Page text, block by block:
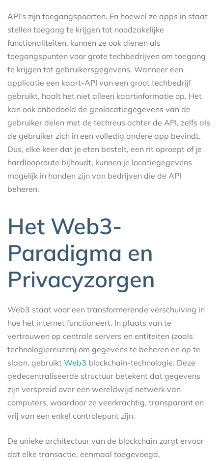
API's zijn toegangspoorten. En hoewel ze apps in staat
stellen toegang te krijgen tot noodzakelijke
functionaliteiten, kunnen ze ook dienen als
toegangspunten voor grote techbedrijven om toegang
te krijgen tot gebruikersgegevens. Wanneer een
applicatie een kaart-API van een groot techbedrijf
gebruikt, haalt het niet alleen kaartinformatie op. Het
kan ook onbedoeld de geolocatiegegevens van de
gebruiker delen met de techreus achter de API, zelfs als
de gebruiker zich in een volledig andere app bevindt.
Dus, elke keer dat je eten bestelt, een rit oproept of je
hardlooproute bijhoudt, kunnen je locatiegegevens
mogelijk in handen zijn van bedrijven die de API
beheren.
Het Web3-
Paradigma en
Privacyzorgen
Web3 staat voor een transformerende verschuiving in
hoe het internet functioneert. In plaats van te
vertrouwen op centrale servers en entiteiten (zoals
technologiereuzen) om gegevens te beheren en op te
slaan, gebruikt Web3 blockchain-technologie. Deze
gedecentraliseerde structuur betekent dat gegevens
zijn verspreid over een wereldwijd netwerk van
computers, waardoor ze veerkrachtig, transparant en
vrij van een enkel controlepunt zijn.
De unieke architectuur van de blockchain zorgt ervoor
dat elke transactie, eenmaal toegevoegd,